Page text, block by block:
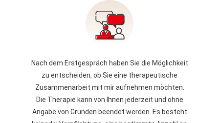
Nach dem Erstgespräch haben Sie die Möglichkeit
zu entscheiden, ob Sie eine therapeutische
Zusammenarbeit mit mir aufnehmen möchten.
Die Therapie kann von Ihnen jederzeit und ohne
Angabe von Gründen beendet werden. Es besteht